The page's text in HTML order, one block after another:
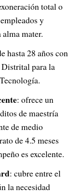
total o
y
mater.
hasta 28 años con
para la
: ofrece un
de maestría
de medio
de 4.5 meses
es excelente.
: cubre entre el
la necesidad